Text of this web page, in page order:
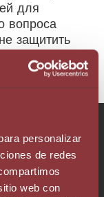
personalizar
de redes
web con
для
вопроса
защитить